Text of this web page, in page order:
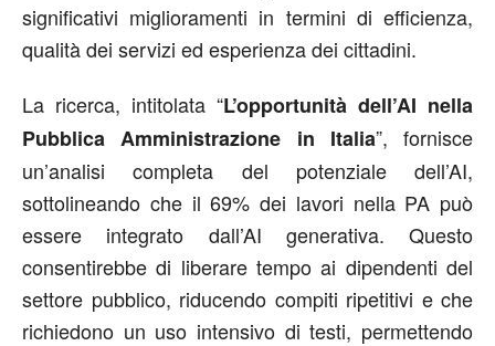
significativi miglioramenti in termini di efficienza,
qualità dei servizi ed esperienza dei cittadini.
La ricerca, intitolata “L’opportunità dell’AI nella
Pubblica Amministrazione in Italia”, fornisce
un’analisi completa del potenziale dell’AI,
sottolineando che il 69% dei lavori nella PA può
essere integrato dall’AI generativa. Questo
consentirebbe di liberare tempo ai dipendenti del
settore pubblico, riducendo compiti ripetitivi e che
richiedono un uso intensivo di testi, permettendo